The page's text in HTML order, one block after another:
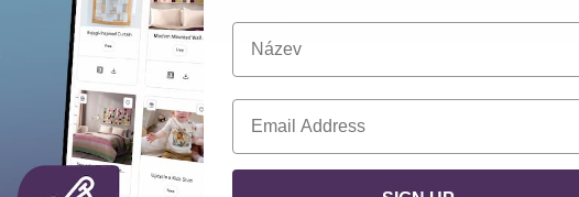
Název
E-mail